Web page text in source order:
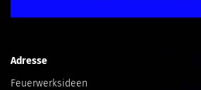
Adresse
Feuerwerksideen